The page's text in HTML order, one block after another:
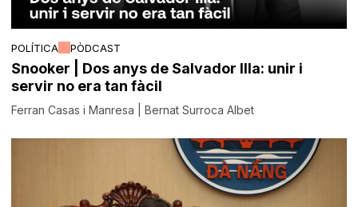
POLÍTICA PÒDCAST
Snooker | Dos anys de Salvador Illa: unir i
servir no era tan fàcil
Ferran Casas i Manresa | Bernat Surroca Albet